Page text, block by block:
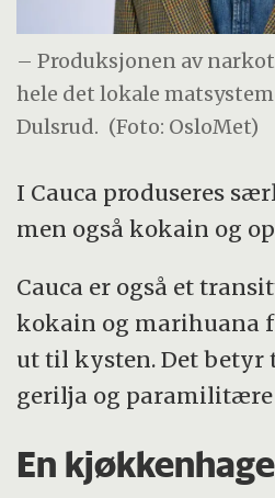
– Produksjonen av
hele det lokale
Dulsrud. (Foto: OsloMet)
I Cauca produseres
men også kokain og
Cauca er også et
kokain og marihuana
ut til kysten. Det betyr
gerilja og paramilitære
En